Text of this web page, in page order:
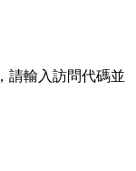
請輸入訪問代碼並